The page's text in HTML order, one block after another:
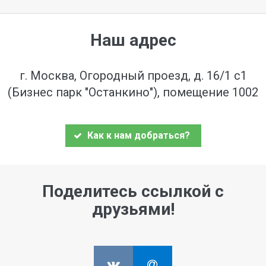
Наш адрес
г. Москва, Огородный проезд, д. 16/1 с1
(Бизнес парк "Останкино"), помещение 1002
Как к нам добраться?
Поделитесь ссылкой с
друзьями!